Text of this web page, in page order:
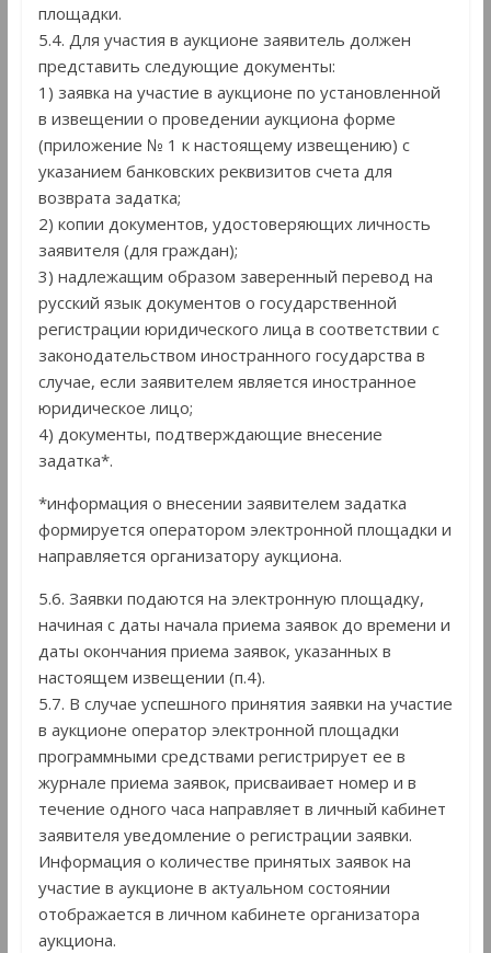
площадки.
5.4. Для участия в аукционе заявитель должен
представить следующие документы:
1) заявка на участие в аукционе по установленной
в извещении о проведении аукциона форме
(приложение № 1 к настоящему извещению) с
указанием банковских реквизитов счета для
возврата задатка;
2) копии документов, удостоверяющих личность
заявителя (для граждан);
3) надлежащим образом заверенный перевод на
русский язык документов о государственной
регистрации юридического лица в соответствии с
законодательством иностранного государства в
случае, если заявителем является иностранное
юридическое лицо;
4) документы, подтверждающие внесение
задатка*.
*информация о внесении заявителем задатка
формируется оператором электронной площадки и
направляется организатору аукциона.
5.6. Заявки подаются на электронную площадку,
начиная с даты начала приема заявок до времени и
даты окончания приема заявок, указанных в
настоящем извещении (п.4).
5.7. В случае успешного принятия заявки на участие
в аукционе оператор электронной площадки
программными средствами регистрирует ее в
журнале приема заявок, присваивает номер и в
течение одного часа направляет в личный кабинет
заявителя уведомление о регистрации заявки.
Информация о количестве принятых заявок на
участие в аукционе в актуальном состоянии
отображается в личном кабинете организатора
аукциона.